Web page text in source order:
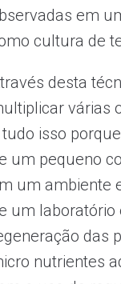
em
cultura de
desta
várias
tudo isso
um pequeno
um ambiente
um laboratório
das
nutrientes